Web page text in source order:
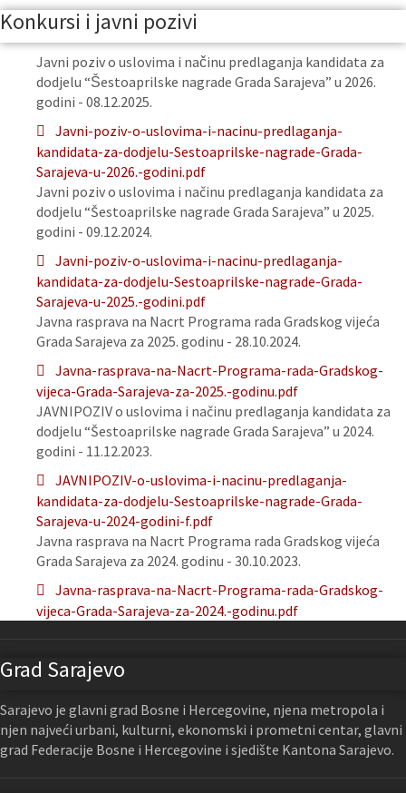
Konkursi i javni pozivi
Javni poziv o uslovima i načinu predlaganja kandidata za
dodjelu “Šestoaprilske nagrade Grada Sarajeva” u 2026.
godini - 08.12.2025.
Javni-poziv-o-uslovima-i-nacinu-predlaganja-
kandidata-za-dodjelu-Sestoaprilske-nagrade-Grada-
Sarajeva-u-2026.-godini.pdf
Javni poziv o uslovima i načinu predlaganja kandidata za
dodjelu “Šestoaprilske nagrade Grada Sarajeva” u 2025.
godini - 09.12.2024.
Javni-poziv-o-uslovima-i-nacinu-predlaganja-
kandidata-za-dodjelu-Sestoaprilske-nagrade-Grada-
Sarajeva-u-2025.-godini.pdf
Javna rasprava na Nacrt Programa rada Gradskog vijeća
Grada Sarajeva za 2025. godinu - 28.10.2024.
Javna-rasprava-na-Nacrt-Programa-rada-Gradskog-
vijeca-Grada-Sarajeva-za-2025.-godinu.pdf
JAVNIPOZIV o uslovima i načinu predlaganja kandidata za
dodjelu “Šestoaprilske nagrade Grada Sarajeva” u 2024.
godini - 11.12.2023.
JAVNIPOZIV-o-uslovima-i-nacinu-predlaganja-
kandidata-za-dodjelu-Sestoaprilske-nagrade-Grada-
Sarajeva-u-2024-godini-f.pdf
Javna rasprava na Nacrt Programa rada Gradskog vijeća
Grada Sarajeva za 2024. godinu - 30.10.2023.
Javna-rasprava-na-Nacrt-Programa-rada-Gradskog-
vijeca-Grada-Sarajeva-za-2024.-godinu.pdf
Grad Sarajevo
Sarajevo je glavni grad Bosne i Hercegovine, njena metropola i
njen najveći urbani, kulturni, ekonomski i prometni centar, glavni
grad Federacije Bosne i Hercegovine i sjedište Kantona Sarajevo.